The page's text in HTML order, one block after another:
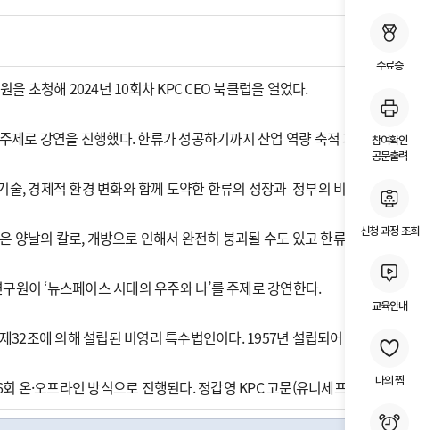
수료증
참여확인
공문출력
신청 과정 조회
교육안내
나의 찜
초청해 2024년 10회차 KPC CEO 북클럽을 열었다.
로 강연을 진행했다. 한류가 성공하기까지 산업 역량 축적 과정과 함께 한
, 경제적 환경 변화와 함께 도약한 한류의 성장과 정부의 비간섭지원,
날의 칼로, 개방으로 인해서 완전히 붕괴될 수도 있고 한류처럼 성공
이 ‘뉴스페이스 시대의 우주와 나’를 주제로 강연한다.
조에 의해 설립된 비영리 특수법인이다. 1957년 설립되어 올해로 창립
·오프라인 방식으로 진행된다. 정갑영 KPC 고문(유니세프한국위원회